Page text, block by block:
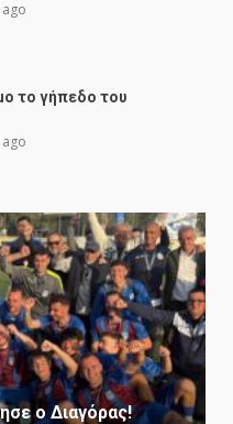
το γήπεδο του
ο Διαγόρας!